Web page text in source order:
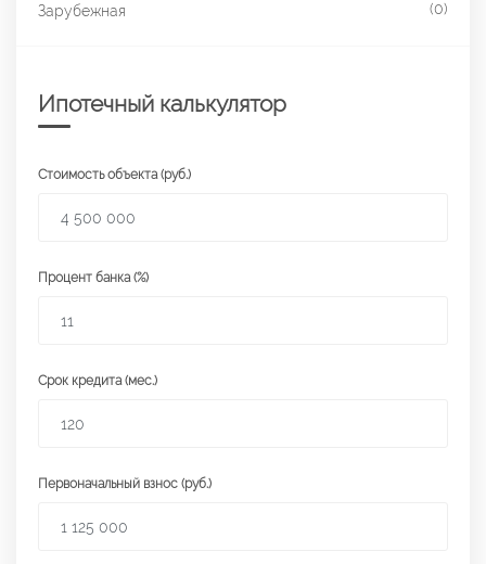
Зарубежная (0)
Ипотечный калькулятор
Стоимость объекта (руб.)
Процент банка (%)
Срок кредита (мес.)
Первоначальный взнос (руб.)